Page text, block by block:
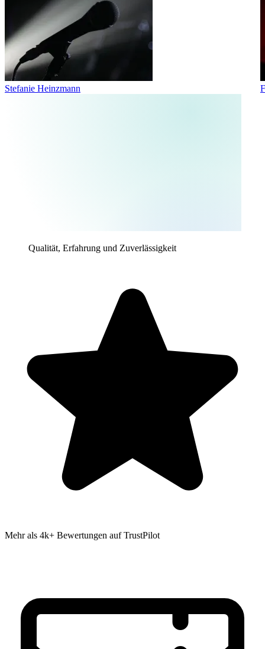
Stefanie Heinzmann
Qualität, Erfahrung und Zuverlässigkeit
Mehr als 4k+ Bewertungen auf TrustPilot